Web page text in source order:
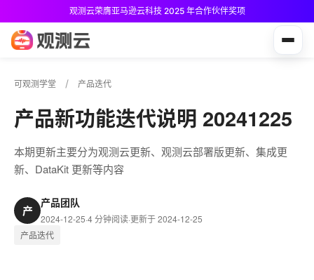
观测云荣膺亚马逊云科技 2025 年合作伙伴奖项
可观测学堂 产品迭代
产品新功能迭代说明 20241225
本期更新主要分为观测云更新、观测云部署版更新、集成更
新、DataKit 更新等内容
产
产品团队
2024-12-25·4 分钟阅读·更新于 2024-12-25
产品迭代